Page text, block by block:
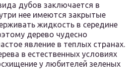
дубов заключается в
нее имеются закрытые
жидкость в середине
дерево чудесно
явление в теплых странах.
в естественных условиях
у любителей зеленых